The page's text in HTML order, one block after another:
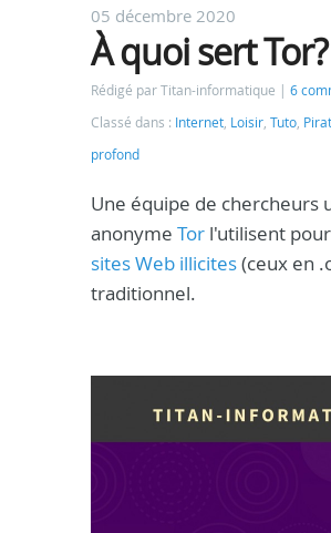
05 décembre 2020
À quoi sert
Rédigé par Titan-informatique
6
Classé dans : Internet, Loisir, Tuto,
profond
Une équipe de
anonyme Tor l'utilisent
sites Web illicites(ceux en
traditionnel.